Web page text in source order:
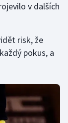
v dalších
risk, že
pokus, a